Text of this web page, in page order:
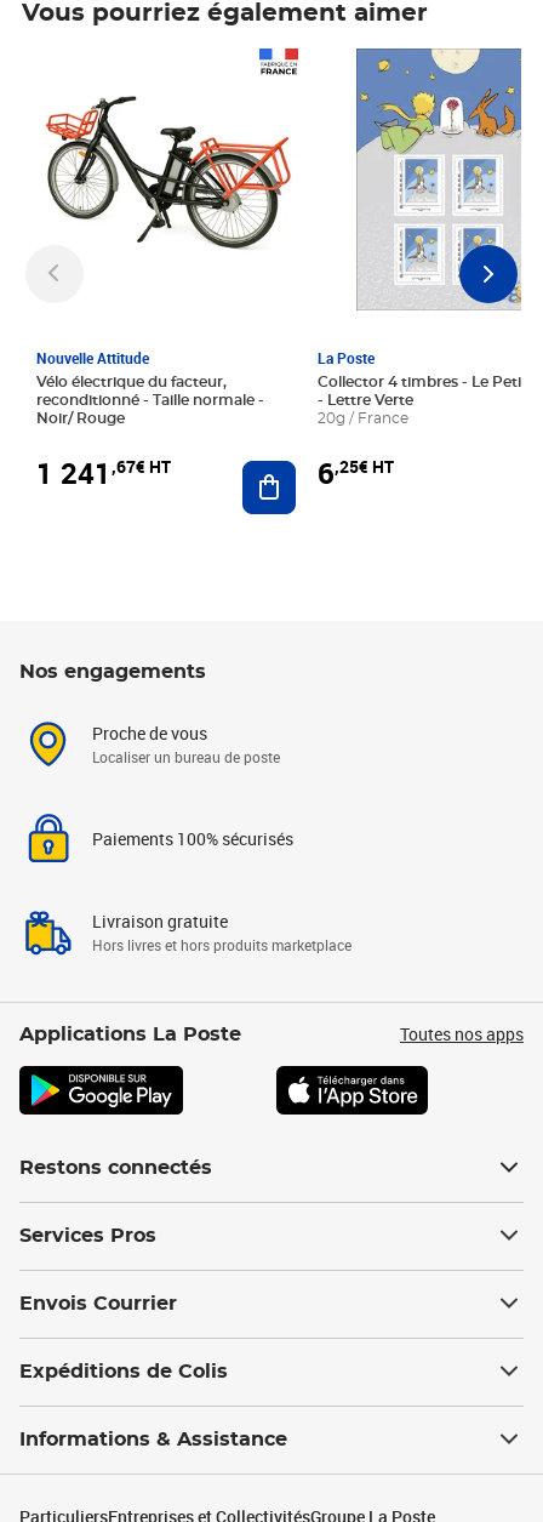
Vous pourriez également aimer
Nouvelle Attitude
Vélo électrique du facteur,
reconditionné - Taille normale -
Noir/ Rouge
1 241 ,67€ HT Ajouter au panier
La Poste
Collector 4 timbres - Le Petit
- Lettre Verte
20g / France
6,25€ HT
Prix 6,25€ HT
Nos engagements
Proche de vous
Localiser un bureau de poste
Paiements 100% sécurisés
Livraison gratuite
Hors livres et hors produits marketplace
Applications La Poste Toutes nos apps
Restons connectés
Services Pros
Envois Courrier
Expéditions de Colis
Informations & Assistance
ParticuliersEntreprises et CollectivitésGroupe La Poste